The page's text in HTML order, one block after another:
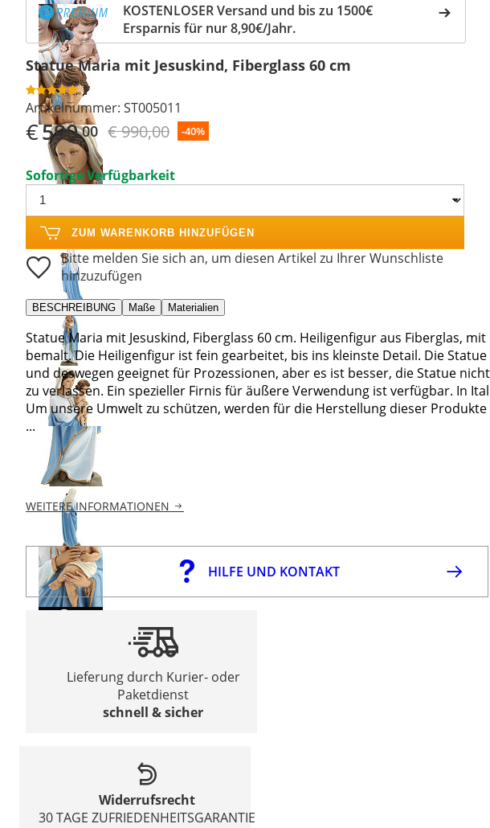
KOSTENLOSER Versand und bis zu 1500€
Ersparnis für nur 8,90€/Jahr.
Statue Maria mit Jesuskind, Fiberglass 60 cm
1
Artikelnummer: ST005011
€590,00 € 990,00 -40%
Sofortige Verfügbarkeit
ZUM WARENKORB HINZUFÜGEN
Bitte melden Sie sich an, um diesen Artikel zu Ihrer Wunschliste
hinzuzufügen
BESCHREIBUNG Maße Materialien
Statue Maria mit Jesuskind, Fiberglass 60 cm. Heiligenfigur aus Fiberglas,
bemalt. Die Heiligenfigur ist fein gearbeitet, bis ins kleinste Detail. Die
und deswegen geeignet für Prozessionen, aber es ist besser, die Statue
zu verlassen. Ein spezieller Firnis für äußere Verwendung ist verfügbar. In
Um unsere Umwelt zu schützen, werden für die Herstellung dieser
...
WEITERE INFORMATIONEN
HILFE UND KONTAKT
Lieferung durch Kurier- oder
Paketdienst
schnell & sicher
Widerrufsrecht
30 TAGE ZUFRIEDENHEITSGARANTIE